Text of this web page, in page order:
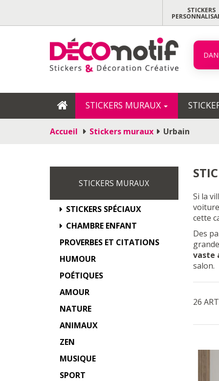
STICKERS
STICKERS MURAUX
Accueil Stickers muraux Urbain
STICKERS MURAUX
STICKERS SPÉCIAUX
CHAMBRE ENFANT
PROVERBES ET CITATIONS
HUMOUR
POÉTIQUES
AMOUR
NATURE
ANIMAUX
ZEN
MUSIQUE
SPORT
Si la
cette
Des
vaste
salon.
26